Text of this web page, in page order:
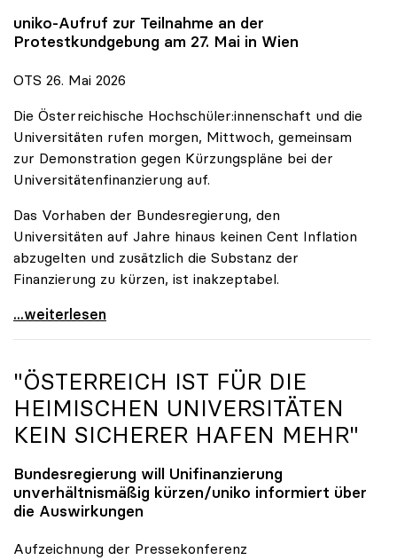
uniko-Aufruf zur Teilnahme an der
Protestkundgebung am 27. Mai in Wien
OTS 26. Mai 2026
Die Österreichische Hochschüler:innenschaft und die
Universitäten rufen morgen, Mittwoch, gemeinsam
zur Demonstration gegen Kürzungspläne bei der
Universitätenfinanzierung auf.
Das Vorhaben der Bundesregierung, den
Universitäten auf Jahre hinaus keinen Cent Inflation
abzugelten und zusätzlich die Substanz der
Finanzierung zu kürzen, ist inakzeptabel.
#UnisRetten Warum es sich zu demonstrieren lohnt
...weiterlesen
"ÖSTERREICH IST FÜR DIE
HEIMISCHEN UNIVERSITÄTEN
KEIN SICHERER HAFEN MEHR"
Bundesregierung will Unifinanzierung
unverhältnismäßig kürzen/uniko informiert über
die Auswirkungen
Aufzeichnung der Pressekonferenz